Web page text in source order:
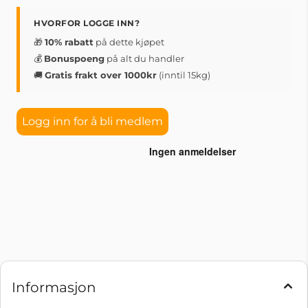
HVORFOR LOGGE INN?
🎁10% rabatt på dette kjøpet
💰 Bonuspoeng på alt du handler
🚚Gratis frakt over 1000kr (inntil 15kg)
Logg inn for å bli medlem
Informasjon